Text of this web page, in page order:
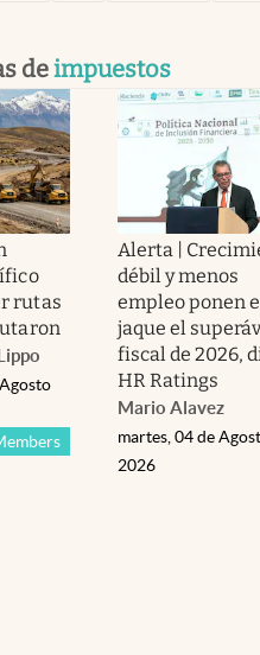
deimpuestos
rutas
Alerta |
débil y menos
empleo ponen
jaque el
fiscal de 2026,
HR Ratings
Mario Alavez
martes, 04 de
2026